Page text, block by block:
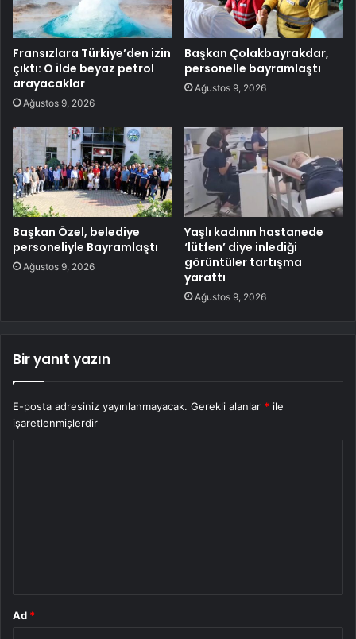
Fransızlara Türkiye’den izin
çıktı: O ilde beyaz petrol
arayacaklar
Ağustos 9, 2026
Başkan Çolakbayrakdar,
personelle bayramlaştı
Ağustos 9, 2026
Başkan Özel, belediye
personeliyle Bayramlaştı
Ağustos 9, 2026
Yaşlı kadının hastanede
‘lütfen’ diye inlediği
görüntüler tartışma
yarattı
Ağustos 9, 2026
Bir yanıt yazın
E-posta adresiniz yayınlanmayacak. Gerekli alanlar * ile
işaretlenmişlerdir
Ad *